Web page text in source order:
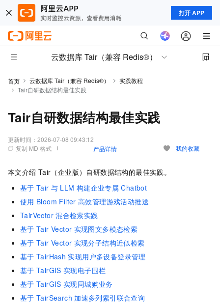
打开 APP
云数据库 Tair（兼容 Redis®）
首页 云数据库 Tair（兼容 Redis®）
实践教程
Tair自研数据结构最佳实践
Tair自研数据结构最佳实践
更新时间： 2026-07-08 09:43:12
复制 MD 格式
产品详情 我的收藏
本文介绍 Tair（企业版） 自研数据结构的最佳实践。
基于 Tair 与 LLM 构建企业专属 Chatbot
使用 Bloom Filter 高效管理游戏活动推送
TairVector 混合检索实践
基于 Tair Vector 实现图文多模态检索
基于 Tair Vector 实现分子结构近似检索
基于 TairHash 实现用户多设备登录管理
基于 TairGIS 实现电子围栏
基于 TairGIS 实现同城购业务
基于 TairSearch 加速多列索引联合查询